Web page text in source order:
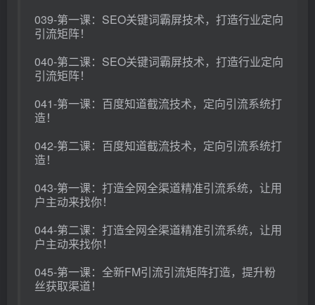
039-第一课：SEO关键词霸屏技术，打造行业定向
引流矩阵！
040-第二课：SEO关键词霸屏技术，打造行业定向
引流矩阵！
041-第一课：百度知道截流技术，定向引流系统打
造！
042-第二课：百度知道截流技术，定向引流系统打
造！
043-第一课：打造全网全渠道精准引流系统，让用
户主动来找你！
044-第二课：打造全网全渠道精准引流系统，让用
户主动来找你！
045-第一课：全新FM引流引流矩阵打造，提升粉
丝获取渠道！